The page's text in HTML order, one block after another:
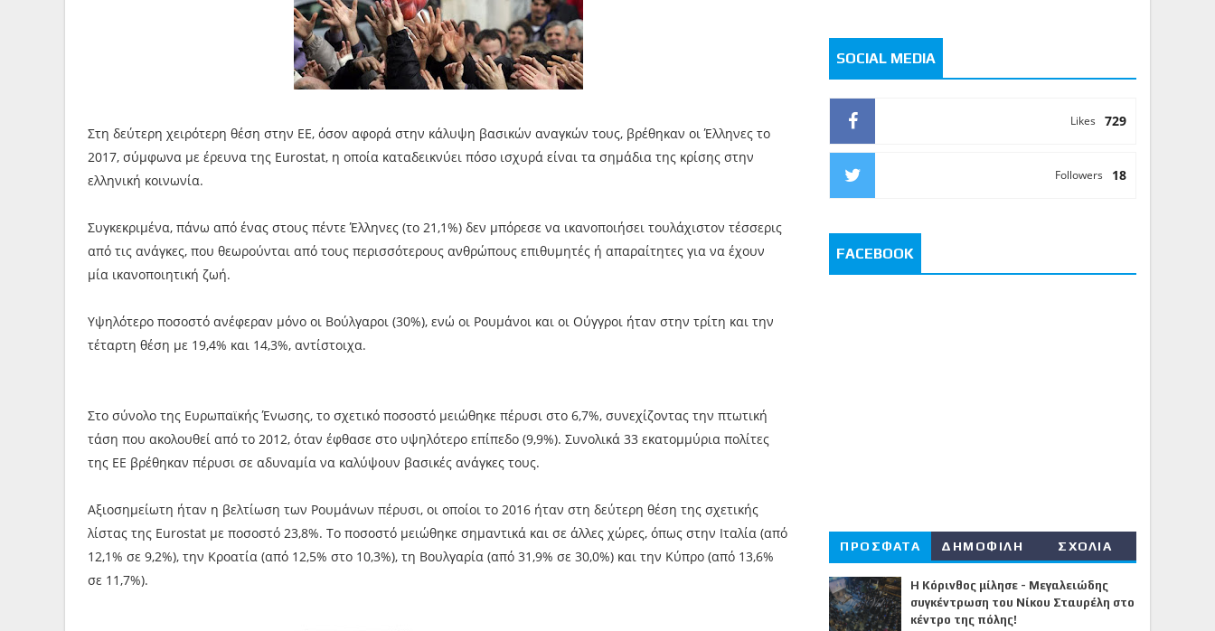
Στη δεύτερη χειρότερη θέση στην ΕΕ, όσον αφορά στην κάλυψη βασικών αναγκών τους, βρέθηκαν οι Έλληνες το
2017, σύμφωνα με έρευνα της Eurostat, η οποία καταδεικνύει πόσο ισχυρά είναι τα σημάδια της κρίσης στην
ελληνική κοινωνία.
Συγκεκριμένα, πάνω από ένας στους πέντε Έλληνες (το 21,1%) δεν μπόρεσε να ικανοποιήσει τουλάχιστον τέσσερις
από τις ανάγκες, που θεωρούνται από τους περισσότερους ανθρώπους επιθυμητές ή απαραίτητες για να έχουν
μία ικανοποιητική ζωή.
Υψηλότερο ποσοστό ανέφεραν μόνο οι Βούλγαροι (30%), ενώ οι Ρουμάνοι και οι Ούγγροι ήταν στην τρίτη και την
τέταρτη θέση με 19,4% και 14,3%, αντίστοιχα.
Στο σύνολο της Ευρωπαϊκής Ένωσης, το σχετικό ποσοστό μειώθηκε πέρυσι στο 6,7%, συνεχίζοντας την πτωτική
τάση που ακολουθεί από το 2012, όταν έφθασε στο υψηλότερο επίπεδο (9,9%). Συνολικά 33 εκατομμύρια πολίτες
της ΕΕ βρέθηκαν πέρυσι σε αδυναμία να καλύψουν βασικές ανάγκες τους.
Αξιοσημείωτη ήταν η βελτίωση των Ρουμάνων πέρυσι, οι οποίοι το 2016 ήταν στη δεύτερη θέση της σχετικής
λίστας της Eurostat με ποσοστό 23,8%. Το ποσοστό μειώθηκε σημαντικά και σε άλλες χώρες, όπως στην Ιταλία (από
12,1% σε 9,2%), την Κροατία (από 12,5% στο 10,3%), τη Βουλγαρία (από 31,9% σε 30,0%) και την Κύπρο (από 13,6%
σε 11,7%).
SOCIAL MEDIA
729
Likes
18
Followers
FACEBOOK
ΠΡΟΣΦΑΤΑ ΔΗΜΟΦΙΛΗ ΣΧΟΛΙΑ
Η Κόρινθος μίλησε - Μεγαλειώδης
συγκέντρωση του Νίκου Σταυρέλη στο
κέντρο της πόλης!